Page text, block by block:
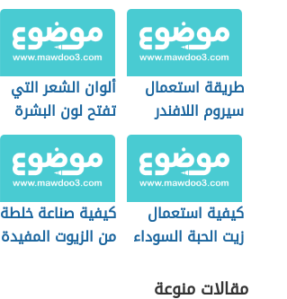
طريقة استعمال
سيروم اللافندر
للشعر
ألوان الشعر التي
تفتح لون البشرة
كيفية استعمال
زيت الحبة السوداء
كيفية صناعة خلطة
من الزيوت المفيدة
مقالات منوعة